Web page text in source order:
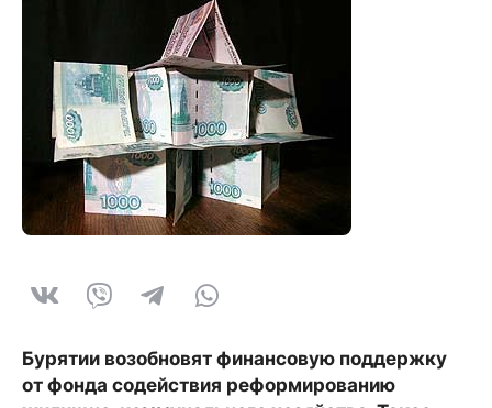
Бурятии возобновят финансовую поддержку
от фонда содействия реформированию